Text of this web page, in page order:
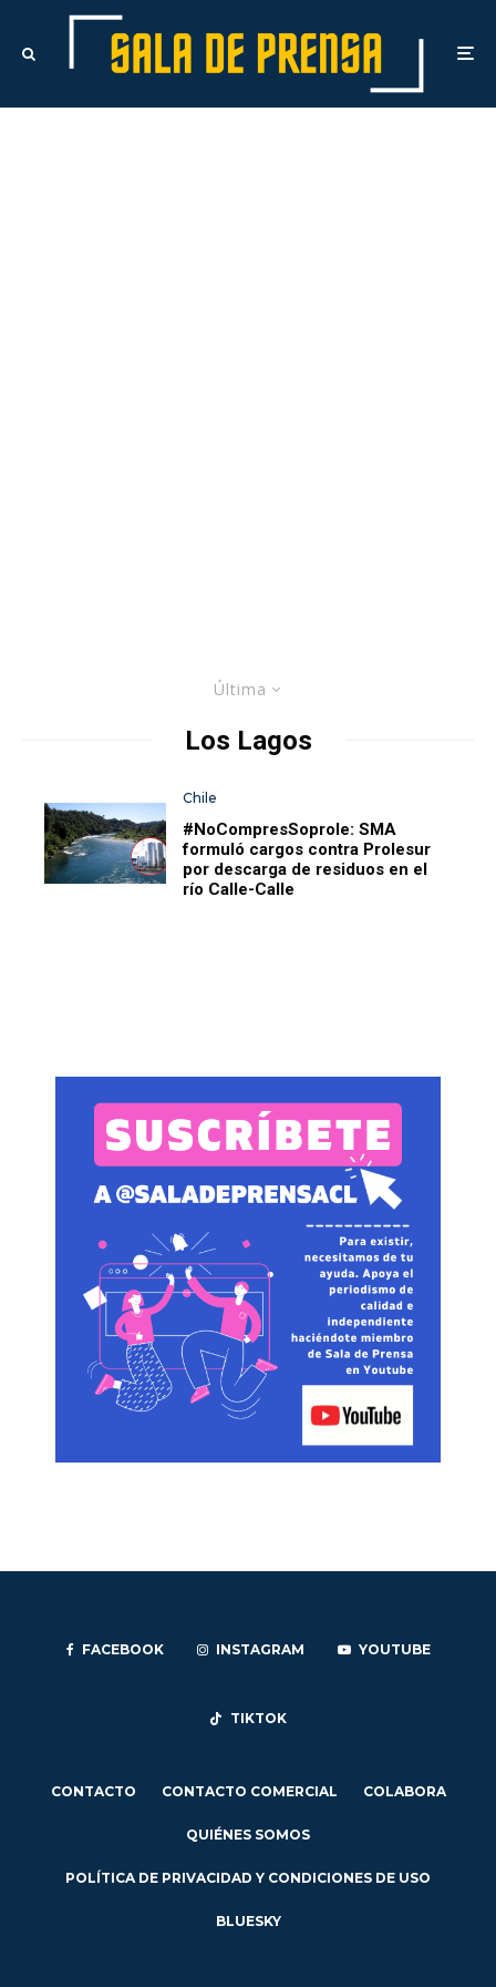
Última
Los Lagos
Chile
#NoCompresSoprole: SMA
formuló cargos contra Prolesur
por descarga de residuos en el
río Calle-Calle
FACEBOOK INSTAGRAM YOUTUBE
TIKTOK
CONTACTO CONTACTO COMERCIAL COLABORA
QUIÉNES SOMOS
POLÍTICA DE PRIVACIDAD Y CONDICIONES DE USO
BLUESKY